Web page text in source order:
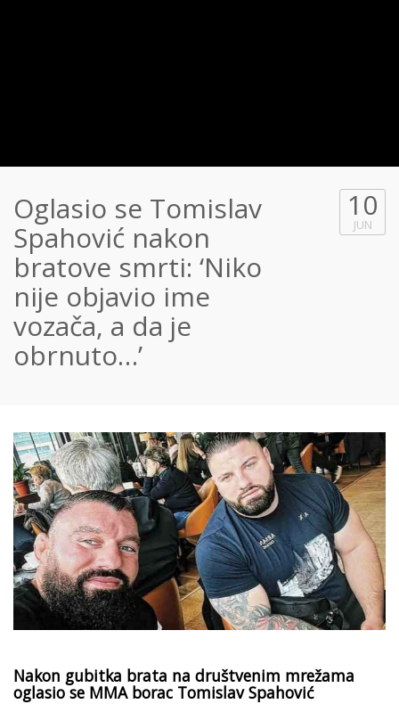
Oglasio se Tomislav
Spahović nakon
bratove smrti: ‘Niko
nije objavio ime
vozača, a da je
obrnuto…’
10
JUN
Nakon gubitka brata na društvenim mrežama
oglasio se MMA borac Tomislav Spahović